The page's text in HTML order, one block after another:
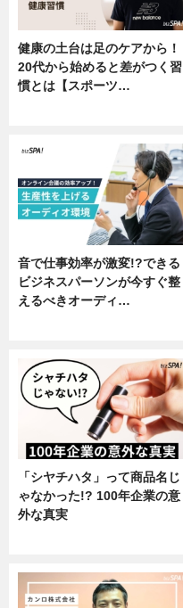
健康の土台は足のケアから！
20代から始めると差がつく習
慣とは【スポーツ…
音で仕事効率が激変!?できる
ビジネスパーソンが今すぐ整
えるべきオーディ…
「シヤチハタ」って商品名じ
ゃなかった!? 100年企業の意
外な真実